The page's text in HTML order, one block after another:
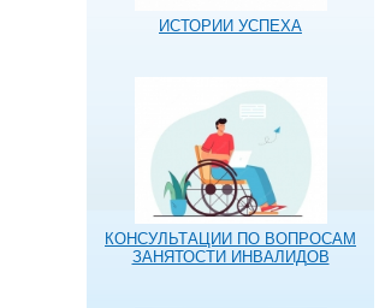
ИСТОРИИ УСПЕХА
КОНСУЛЬТАЦИИ ПО ВОПРОСАМ
ЗАНЯТОСТИ ИНВАЛИДОВ